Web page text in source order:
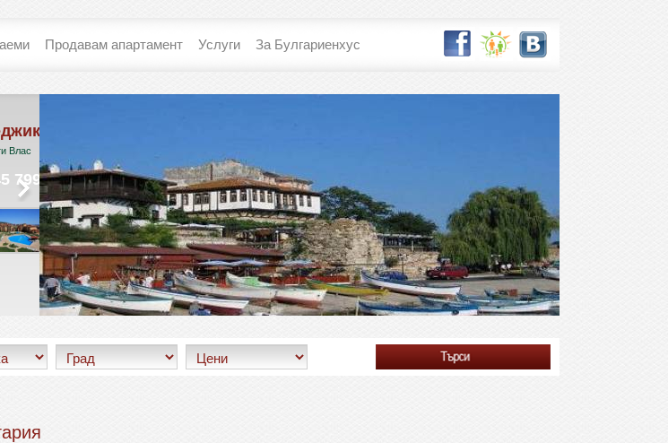
Продавам апартамент Услуги За Булгариенхус
Слънчев Бряг
€ 45